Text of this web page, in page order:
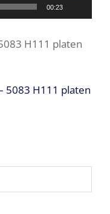
00:23
H111 platen
5083 H111 platen